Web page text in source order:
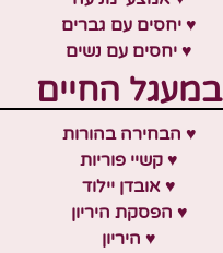
♥ יחסים עם גברים
♥ יחסים עם נשים
במעגל החיים
♥ הבחירה בהורות
♥ קשיי פוריות
♥ אובדן יילוד
♥ הפסקת היריון
♥ היריון